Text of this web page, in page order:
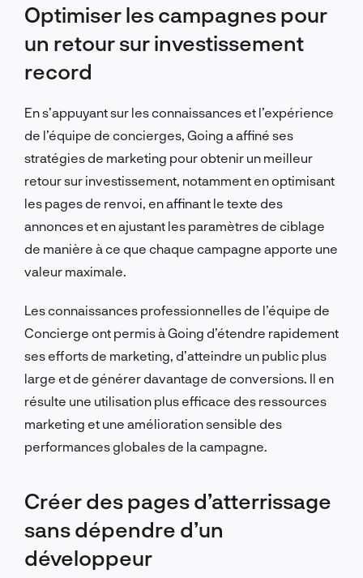
Optimiser les campagnes pour
un retour sur investissement
record
En s’appuyant sur les connaissances et l’expérience
de l’équipe de concierges, Going a affiné ses
stratégies de marketing pour obtenir un meilleur
retour sur investissement, notamment en optimisant
les pages de renvoi, en affinant le texte des
annonces et en ajustant les paramètres de ciblage
de manière à ce que chaque campagne apporte une
valeur maximale.
Les connaissances professionnelles de l’équipe de
Concierge ont permis à Going d’étendre rapidement
ses efforts de marketing, d’atteindre un public plus
large et de générer davantage de conversions. Il en
résulte une utilisation plus efficace des ressources
marketing et une amélioration sensible des
performances globales de la campagne.
Créer des pages d’atterrissage
sans dépendre d’un
développeur